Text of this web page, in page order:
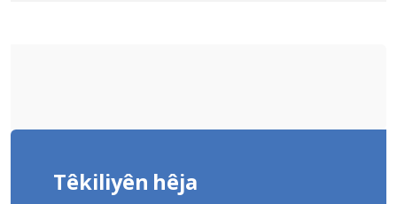
Têkiliyên hêja